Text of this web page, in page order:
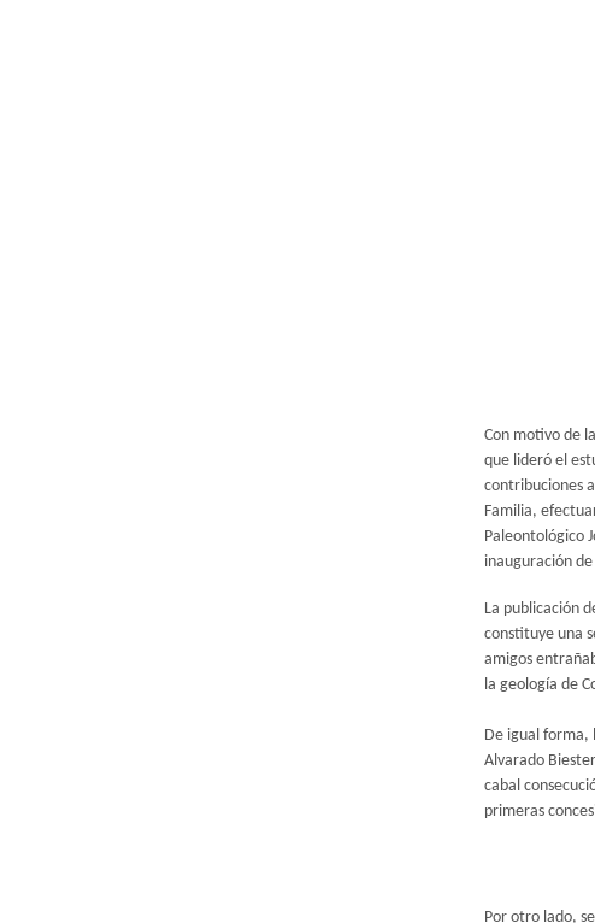
Con motivo de
que lideró el
contribuciones
Familia,
Paleontológico
inauguración
La publicación
constituye una
amigos
la geología de
De igual forma,
Alvarado
cabal
primeras
Por otro lado,